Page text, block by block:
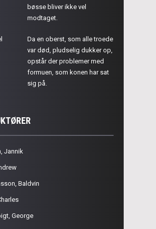
bøsse bliver ikke vel
modtaget.
Da en oberst, som alle troede
var død, pludselig dukker op,
opstår der problemer med
formuen, som konen har sat
sig på.
Jannik
Baldvin
George